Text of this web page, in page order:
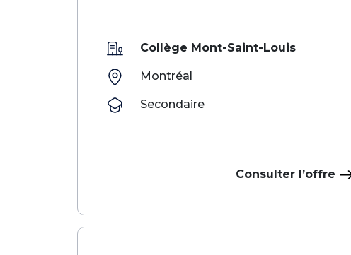
Collège Mont-Saint-Louis
Montréal
Secondaire
Consulter l’offre